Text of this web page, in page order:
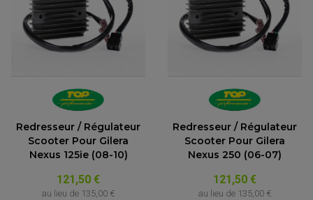
Redresseur / Régulateur
Scooter Pour Gilera
Nexus 125ie (08-10)
121,50 €
au lieu de 135,00 €
Redresseur / Régulateur
Scooter Pour Gilera
Nexus 250 (06-07)
121,50 €
au lieu de 135,00 €